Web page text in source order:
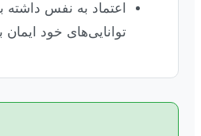
اعتماد به نفس داشته
توانایی‌های خود ایمان